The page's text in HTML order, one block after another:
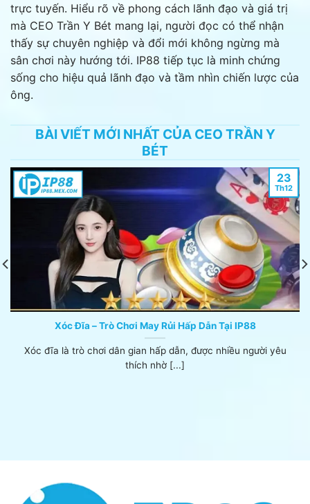
trực tuyến. Hiểu rõ về phong cách lãnh đạo và giá trị
mà CEO Trần Y Bét mang lại, người đọc có thể nhận
thấy sự chuyên nghiệp và đổi mới không ngừng mà
sân chơi này hướng tới. IP88 tiếp tục là minh chứng
sống cho hiệu quả lãnh đạo và tầm nhìn chiến lược của
ông.
BÀI VIẾT MỚI NHẤT CỦA CEO TRẦN Y
BÉT
Xóc Đĩa – Trò Chơi May Rủi Hấp Dẫn Tại IP88
Xóc đĩa là trò chơi dân gian hấp dẫn, được nhiều người yêu
thích nhờ [...]
23
Th12